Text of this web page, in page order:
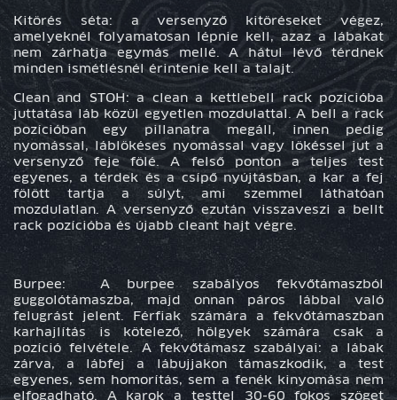
Kitörés séta: a versenyző kitöréseket végez,
amelyeknél folyamatosan lépnie kell, azaz a lábakat
nem zárhatja egymás mellé. A hátul lévő térdnek
minden ismétlésnél érintenie kell a talajt.
Clean and STOH: a clean a kettlebell rack pozícióba
juttatása láb közül egyetlen mozdulattal. A bell a rack
pozícióban egy pillanatra megáll, innen pedig
nyomással, láblökéses nyomással vagy lökéssel jut a
versenyző feje fölé. A felső ponton a teljes test
egyenes, a térdek és a csípő nyújtásban, a kar a fej
fölött tartja a súlyt, ami szemmel láthatóan
mozdulatlan. A versenyző ezután visszaveszi a bellt
rack pozícióba és újabb cleant hajt végre.
Burpee: A burpee szabályos fekvőtámaszból
guggolótámaszba, majd onnan páros lábbal való
felugrást jelent. Férfiak számára a fekvőtámaszban
karhajlítás is kötelező, hölgyek számára csak a
pozíció felvétele. A fekvőtámasz szabályai: a lábak
zárva, a lábfej a lábujjakon támaszkodik, a test
egyenes, sem homorítás, sem a fenék kinyomása nem
elfogadható. A karok a testtel 30-60 fokos szöget